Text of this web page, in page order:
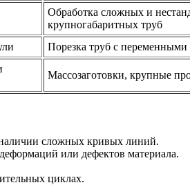
Обработка сложных и
крупногабаритных труб
Порезка труб с
Массозаготовки, крупные
наличии сложных кривых линий.
или дефектов материала.
циклах.